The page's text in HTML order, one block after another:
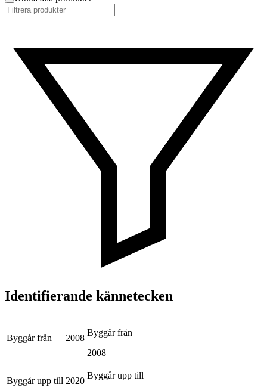
Identifierande kännetecken
Byggår från 2008
Byggår från
2008
Byggår upp till 2020
Byggår upp till